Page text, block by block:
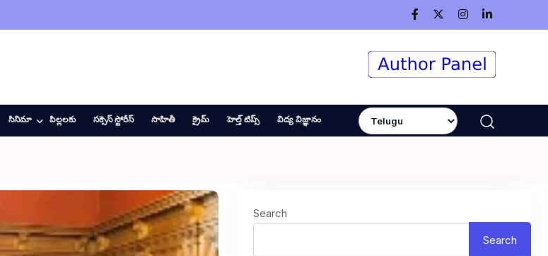
సినిమా పిల్లలకు సక్సెస్ స్టోరీస్ సాహితీ క్రైమ్ హెల్త్ టిప్స్ విద్య విజ్ఞానం
Search
Search